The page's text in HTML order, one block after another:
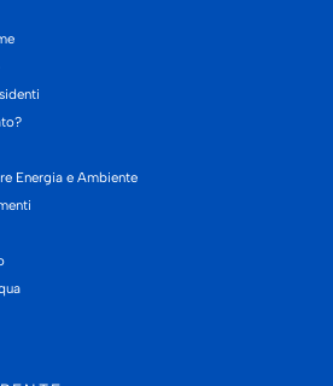
Energia e Ambiente